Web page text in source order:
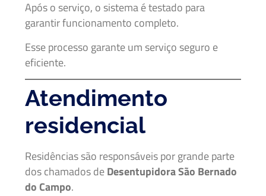
Após o serviço, o sistema é testado para
garantir funcionamento completo.
Esse processo garante um serviço seguro e
eficiente.
Atendimento
residencial
Residências são responsáveis por grande parte
dos chamados deDesentupidora São Bernado
do Campo.